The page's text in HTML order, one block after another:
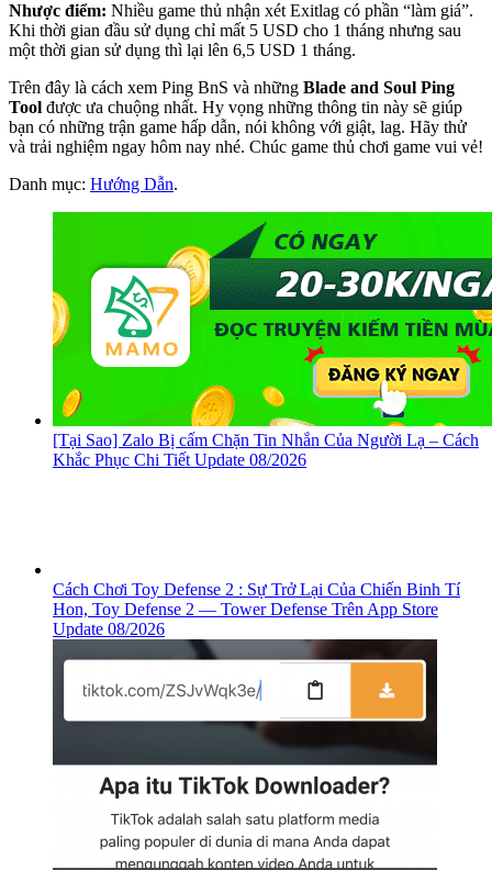
Nhược điểm: Nhiều game thủ nhận xét Exitlag có phần “làm giá”.
Khi thời gian đầu sử dụng chỉ mất 5 USD cho 1 tháng nhưng sau
một thời gian sử dụng thì lại lên 6,5 USD 1 tháng.
Trên đây là cách xem Ping BnS và những Blade and Soul Ping
Tool được ưa chuộng nhất. Hy vọng những thông tin này sẽ giúp
bạn có những trận game hấp dẫn, nói không với giật, lag. Hãy thử
và trải nghiệm ngay hôm nay nhé. Chúc game thủ chơi game vui vẻ!
Danh mục: Hướng Dẫn.
[Tại Sao] Zalo Bị cấm Chặn Tin Nhắn Của Người Lạ – Cách
Khắc Phục Chi Tiết Update 08/2026
Cách Chơi Toy Defense 2 : Sự Trở Lại Của Chiến Binh Tí
Hon, ‎Toy Defense 2 — Tower Defense Trên App Store
Update 08/2026